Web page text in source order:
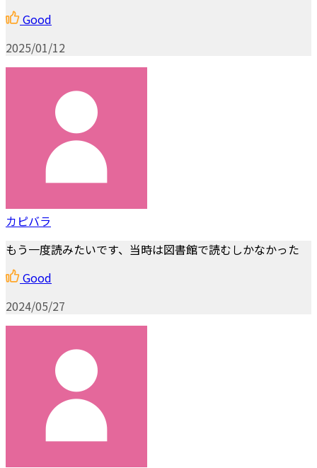
Good
2025/01/12
カピバラ
もう一度読みたいです、当時は図書館で読むしかなかった
Good
2024/05/27